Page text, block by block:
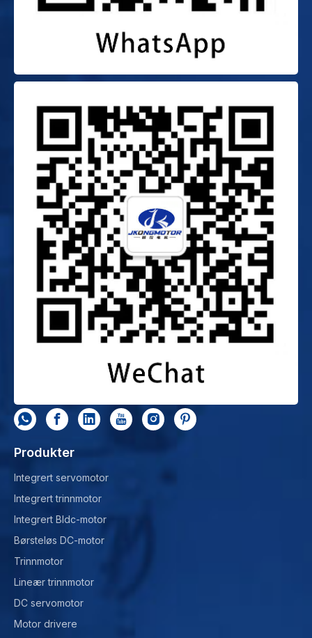
Produkter
Integrert servomotor
Integrert trinnmotor
Integrert Bldc-motor
Børsteløs DC-motor
Trinnmotor
Lineær trinnmotor
DC servomotor
Motor drivere